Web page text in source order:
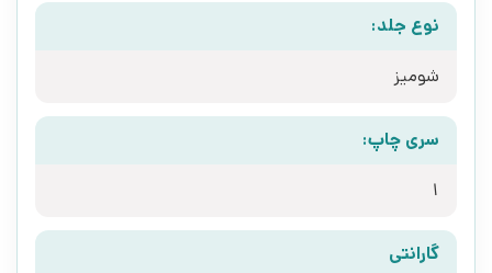
نوع جلد:
شومیز
سری چاپ:
1
گارانتی